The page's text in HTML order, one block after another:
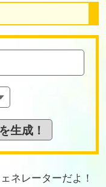
ネレーターだよ！